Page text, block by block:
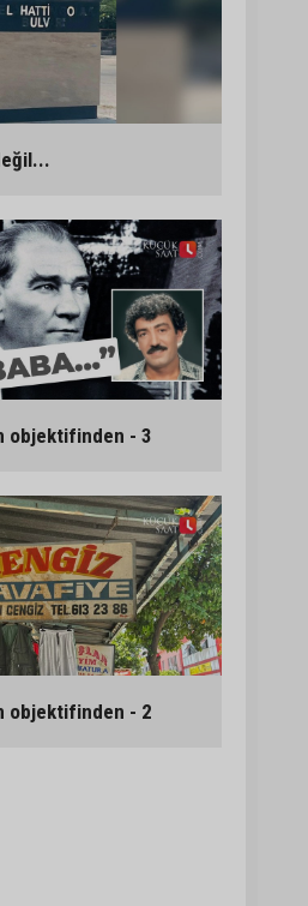
objektifinden - 3
objektifinden - 2